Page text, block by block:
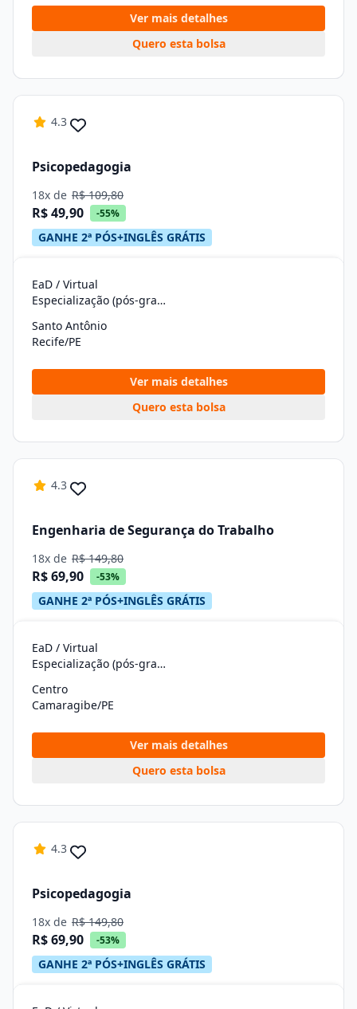
Ver mais detalhes
Quero esta bolsa
4.3
Psicopedagogia
18x de R$ 109,80
R$ 49,90 -55%
GANHE 2ª PÓS+INGLÊS GRÁTIS
EaD / Virtual
Especialização (pós-graduação)
Santo Antônio
Recife/PE
Ver mais detalhes
Quero esta bolsa
4.3
Engenharia de Segurança do Trabalho
18x de R$ 149,80
R$ 69,90 -53%
GANHE 2ª PÓS+INGLÊS GRÁTIS
EaD / Virtual
Especialização (pós-graduação)
Centro
Camaragibe/PE
Ver mais detalhes
Quero esta bolsa
4.3
Psicopedagogia
18x de R$ 149,80
R$ 69,90 -53%
GANHE 2ª PÓS+INGLÊS GRÁTIS